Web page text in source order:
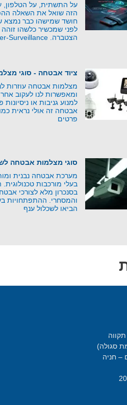
על התשתית, על
הזה שואל את השאלה
חושד שמישהו כבר נמצא
לפני שמכשיר כלשהו
הצטברה. Counter-Surveillance –
ציוד אבטחה - סוגי
מצלמות אבטחה עוזרות
ומאפשרות לנו לעקוב
למנוע גניבות או
אבטחה זה אולי נראית
פרטים
סוגי מצלמות אבטחה
מערכת אבטחה נבנית
בעלי מורכבות
בסנכרון מלא לצורכי
והמסחרי. ההתפתחויות
הביאו לשכלול ענף
– חניה